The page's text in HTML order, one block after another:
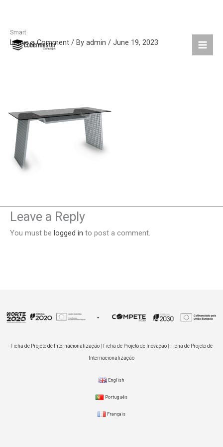
SkipSmart
Leave a Comment / By admin / June 19, 2023
Leave a Reply
You must be logged in to post a comment.
Ficha de Projeto de Internacionalização Ficha de Projeto de Inovação Ficha de Projeto de
Internacionalização
English
Português
Français